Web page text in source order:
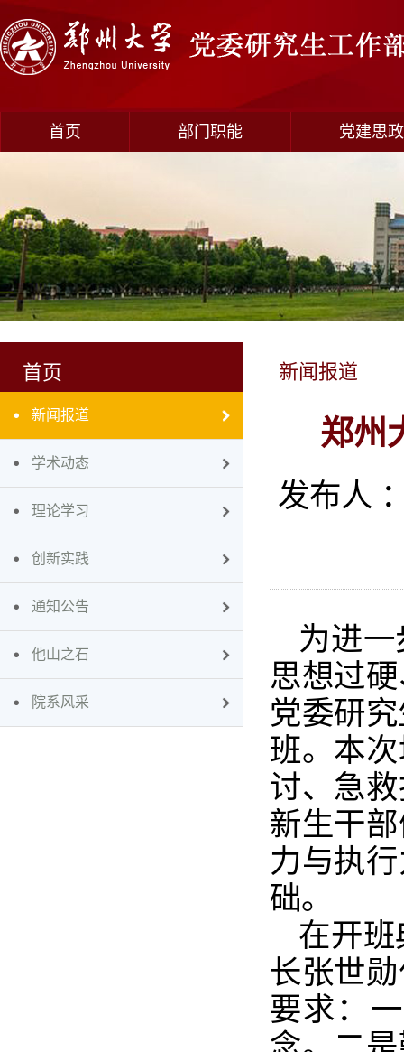
首页 部门职能 党建思政
首页
新闻报道
学术动态
理论学习
创新实践
通知公告
他山之石
院系风采
新闻报道
郑州
发布人
为进
思想过
党委研
班。本
讨、急
新生干
力与执
础。
在开
长张世
要求：